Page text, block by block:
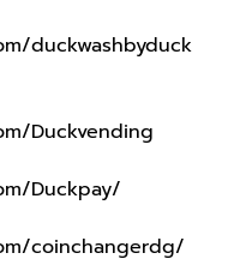
duckwashbyduck
Duckvending
Duckpay/
coinchangerdg/